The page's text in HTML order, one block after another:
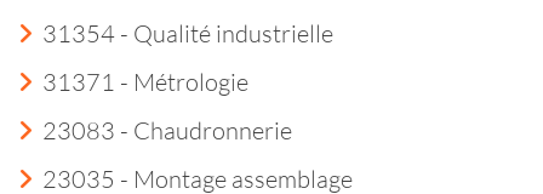
31354 - Qualité industrielle
31371 - Métrologie
23083 - Chaudronnerie
23035 - Montage assemblage